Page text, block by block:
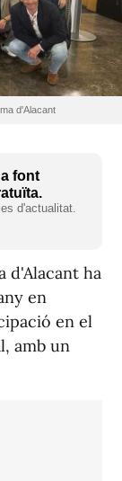
d'Alacant
font
d'actualitat.
d'Alacant ha
en
en el
amb un